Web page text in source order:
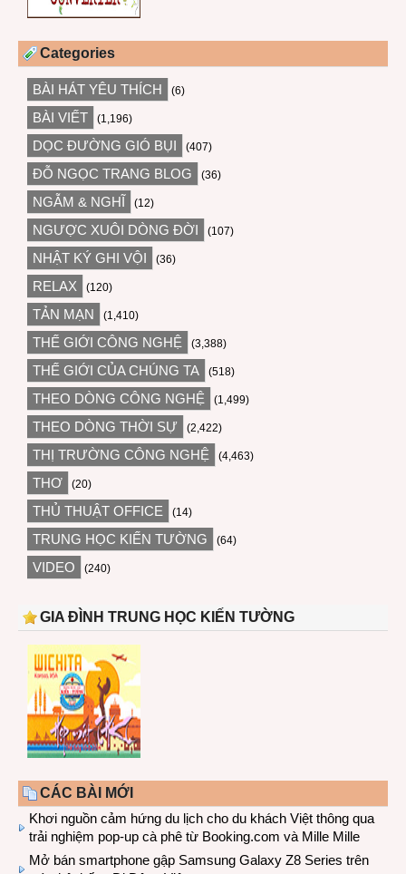
Categories
BÀI HÁT YÊU THÍCH (6)
BÀI VIẾT (1,196)
DỌC ĐƯỜNG GIÓ BỤI (407)
ĐỖ NGỌC TRANG BLOG (36)
NGẪM & NGHĨ (12)
NGƯỢC XUÔI DÒNG ĐỜI (107)
NHẬT KÝ GHI VỘI (36)
RELAX (120)
TẢN MẠN (1,410)
THẾ GIỚI CÔNG NGHỆ (3,388)
THẾ GIỚI CỦA CHÚNG TA (518)
THEO DÒNG CÔNG NGHỆ (1,499)
THEO DÒNG THỜI SỰ (2,422)
THỊ TRƯỜNG CÔNG NGHỆ (4,463)
THƠ (20)
THỦ THUẬT OFFICE (14)
TRUNG HỌC KIẾN TƯỜNG (64)
VIDEO (240)
GIA ĐÌNH TRUNG HỌC KIẾN TƯỜNG
CÁC BÀI MỚI
Khơi nguồn cảm hứng du lịch cho du khách Việt thông qua
trải nghiệm pop-up cà phê từ Booking.com và Mille Mille
Mở bán smartphone gập Samsung Galaxy Z8 Series trên